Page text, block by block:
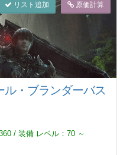
リスト追加 原価計算
ル・ブランダーバス
/ 装備 レベル： 70 ～